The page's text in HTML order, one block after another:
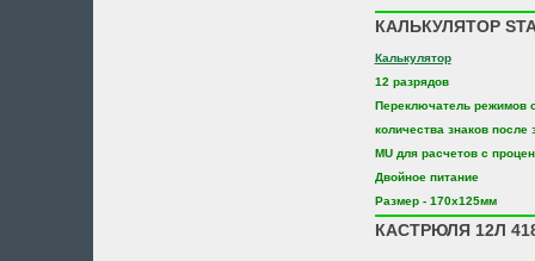
КАЛЬКУЛЯТОР
Калькулятор
12 разрядов
Переключатель режимов
количества знаков после
MU для расчетов с
Двойное питание
Размер - 170х125мм
КАСТРЮЛЯ 12Л